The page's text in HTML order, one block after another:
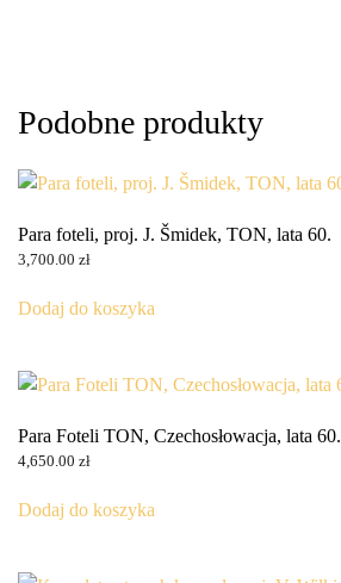
Podobne produkty
Para foteli, proj. J. Šmidek, TON, lata 60.
3,700.00 zł
Dodaj do koszyka
Para Foteli TON, Czechosłowacja, lata 60.
4,650.00 zł
Dodaj do koszyka